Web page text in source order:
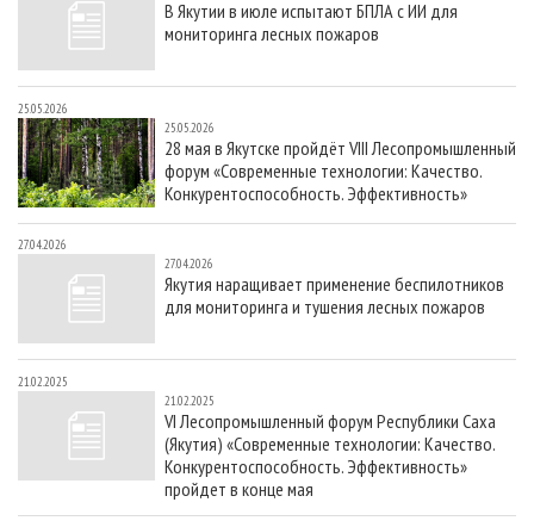
СУШКА ДРЕВЕСИНЫ
ПРОИЗВОДСТВО ДРЕВЕСНЫХ ПЛИТ
ДЕРЕВЯННОЕ ДОМОСТРОЕНИЕ
ПРОИЗВОДСТВО МЕБЕЛИ
БИОЭНЕРГЕТИКА
ЦБП
ИНСТРУМЕНТ И МАТЕРИАЛЫ
ПЕРСОНЫ
МОБИЛЬНЫЕ ВЫСТАВКИ
ПРИОРИТЕТНЫЕ ИНВЕСТПРОЕКТЫ
RUSSIAN FORESTRY REVIEW
ГАЗЕТА ЛЕСПРОМФОРУМ
БИБЛИОТЕКА СПЕЦИАЛИСТА
КОНТАКТЫ
РЕКЛАМА
В Якутии в июле испытают БПЛА с ИИ для
мониторинга лесных пожаров
25.05.2026
25.05.2026
28 мая в Якутске пройдёт VIII Лесопромышленный
форум «Современные технологии: Качество.
Конкурентоспособность. Эффективность»
27.04.2026
27.04.2026
Якутия наращивает применение беспилотников
для мониторинга и тушения лесных пожаров
21.02.2025
21.02.2025
VI Лесопромышленный форум Республики Саха
(Якутия) «Современные технологии: Качество.
Конкурентоспособность. Эффективность»
пройдет в конце мая